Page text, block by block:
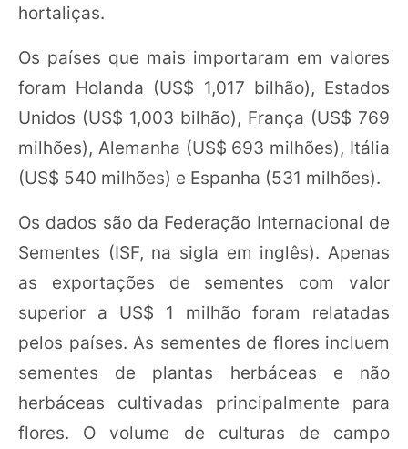
hortaliças.
Os países que mais importaram em valores
foram Holanda (US$ 1,017 bilhão), Estados
Unidos (US$ 1,003 bilhão), França (US$ 769
milhões), Alemanha (US$ 693 milhões), Itália
(US$ 540 milhões) e Espanha (531 milhões).
Os dados são da Federação Internacional de
Sementes (ISF, na sigla em inglês). Apenas
as exportações de sementes com valor
superior a US$ 1 milhão foram relatadas
pelos países. As sementes de flores incluem
sementes de plantas herbáceas e não
herbáceas cultivadas principalmente para
flores. O volume de culturas de campo